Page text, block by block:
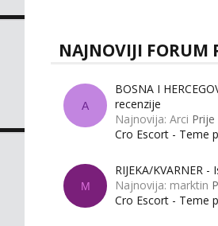
NAJNOVIJI FORUM
A
BOSNA I
recenzije
Najnovija: Arci
Cro Escort - Teme
M
RIJEKA/KVARNER
Najnovija: marktin
Cro Escort - Teme